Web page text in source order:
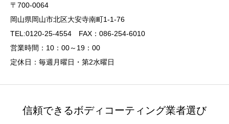
〒700-0064
岡山県岡山市北区大安寺南町1-1-76
TEL:0120-25-4554 FAX：086-254-6010
営業時間：10：00～19：00
定休日：毎週月曜日・第2水曜日
信頼できるボディコーティング業者選び